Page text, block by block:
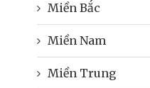
Miền Bắc
Miền Nam
Miền Trung